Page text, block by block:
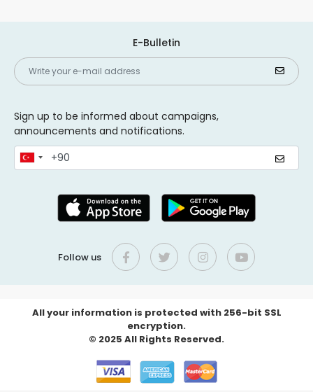
E-Bulletin
Sign up to be informed about campaigns,
announcements and notifications.
Follow us
All your information is protected with 256-bit SSL
encryption.
© 2025 All Rights Reserved.